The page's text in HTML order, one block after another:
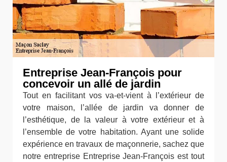
Entreprise Jean-François pour
concevoir un allé de jardin
Tout en facilitant vos va-et-vient à l’extérieur de
votre maison, l’allée de jardin va donner de
l’esthétique, de la valeur à votre extérieur et à
l’ensemble de votre habitation. Ayant une solide
expérience en travaux de maçonnerie, sachez que
notre entreprise Entreprise Jean-François est tout